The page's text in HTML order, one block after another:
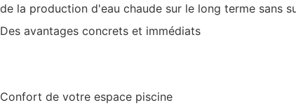
de la production d'eau chaude sur le long terme sans
Des avantages concrets et immédiats
Confort de votre espace piscine